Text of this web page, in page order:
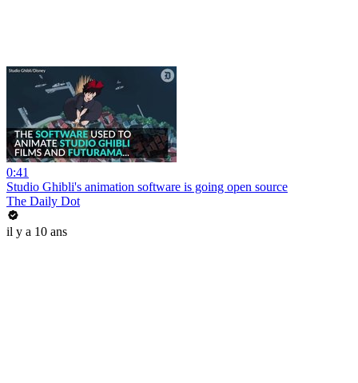
0:41
Studio Ghibli's animation software is going open source
The Daily Dot
il y a 10 ans